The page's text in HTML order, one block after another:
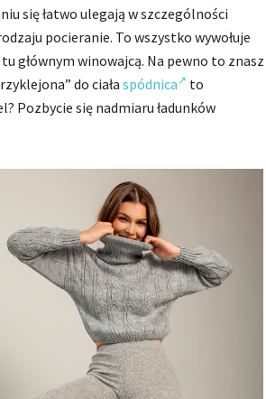
się łatwo ulegają w szczególności
pocieranie. To wszystko wywołuje
głównym winowajcą. Na pewno to znasz
do ciała spódnica
to
Pozbycie się nadmiaru ładunków